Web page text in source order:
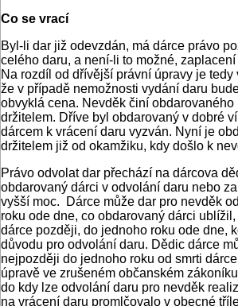
Co se vrací
Byl-li dar již odevzdán, má dárce právo
celého daru, a není-li to možné,
Na rozdíl od dřívější právní úpravy je tedy
že v případě nemožnosti vydání daru
obvyklá cena. Nevděk činí obdarovaného
držitelem. Dříve byl obdarovaný v dobré
dárcem k vrácení daru vyzván. Nyní je
držitelem již od okamžiku, kdy došlo k
Právo odvolat dar přechází na dárcova
obdarovaný dárci v odvolání daru nebo
vyšší moc. Dárce může dar pro nevděk
roku ode dne, co obdarovaný dárci
dárce později, do jednoho roku ode dne,
důvodu pro odvolání daru. Dědic dárce
nejpozději do jednoho roku od smrti
úpravě ve zrušeném občanském
do kdy lze odvolání daru pro nevděk
na vrácení daru promlčovalo v obecné